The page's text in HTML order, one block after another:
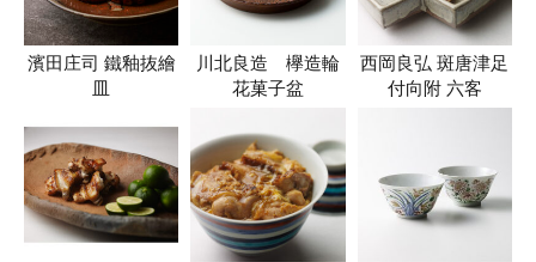
濱田庄司 鐵釉抜繪
皿
川北良造 欅造輪
花菓子盆
西岡良弘 斑唐津足
付向附 六客